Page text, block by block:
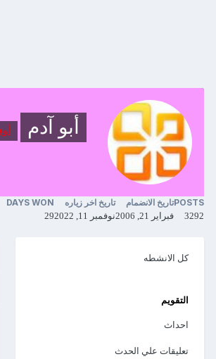
أبو آدم
POSTS
3292
تاريخ الانضمام
فبراير 21, 2006
تاريخ اخر زياره
نوفمبر 11, 2022
DAYS WON
29
كل الانشطه
التقويم
احداث
تعليقات علي الحدث